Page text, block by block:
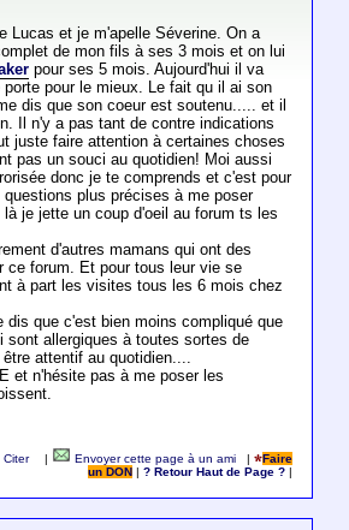
Lucas et je m'apelle Séverine. On a
de mon fils à ses 3 mois et on lui
pour ses 5 mois. Aujourd'hui il va
pour le mieux. Le fait qu il ai son
dis que son coeur est soutenu..... et il
Il n'y a pas tant de contre indications
juste faire attention à certaines choses
pas un souci au quotidien! Moi aussi
donc je te comprends et c'est pour
plus précises à me poser
je jette un coup d'oeil au forum ts les
d'autres mamans qui ont des
ce forum. Et pour tous leur vie se
à part les visites tous les 6 mois chez
dis que c'est bien moins compliqué que
sont allergiques à toutes sortes de
attentif au quotidien....
et n'hésite pas à me poser les
Citer Envoyer cette page à un ami |
Faire
un DON
|? Retour Haut de Page ?